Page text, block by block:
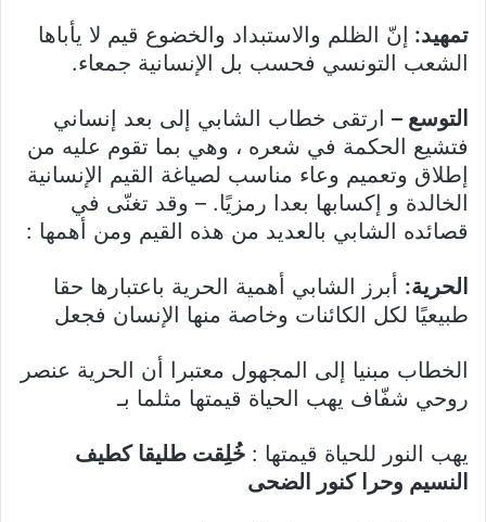
تمهيد: إنّ الظلم والاستبداد والخضوع قيم لا يأباها
الشعب التونسي فحسب بل الإنسانية جمعاء.
التوسع – ارتقى خطاب الشابي إلى بعد إنساني
فتشيع الحكمة في شعره ، وهي بما تقوم عليه من
إطلاق وتعميم وعاء مناسب لصياغة القيم الإنسانية
الخالدة و إكسابها بعدا رمزيًا. – وقد تغنّى في
قصائده الشابي بالعديد من هذه القيم ومن أهمها :
الحرية: أبرز الشابي أهمية الحرية باعتبارها حقا
طبيعيًا لكل الكائنات وخاصة منها الإنسان فجعل
الخطاب مبنيا إلى المجهول معتبرا أن الحرية عنصر
روحي شفّاف يهب الحياة قيمتها مثلما بـ
يهب النور للحياة قيمتها : خُلِقت طليقا كطيف
النسيم وحرا كنور الضحى